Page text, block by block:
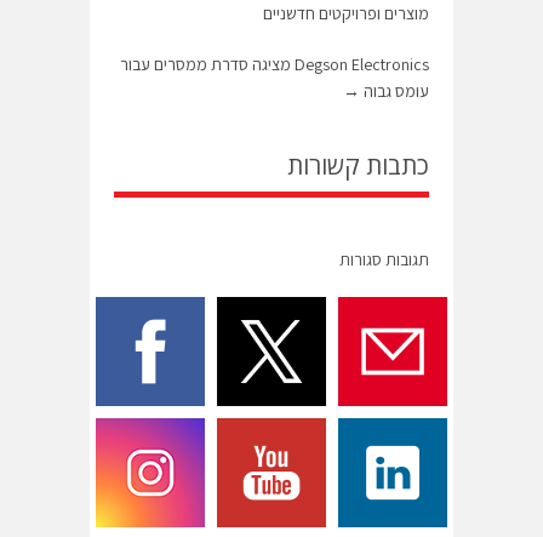
מוצרים ופרויקטים חדשניים
Degson Electronics מציגה סדרת ממסרים עבור
עומס גבוה →
כתבות קשורות
תגובות סגורות